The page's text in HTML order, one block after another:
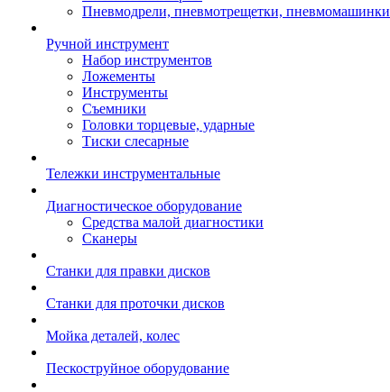
Пневмодрели, пневмотрещетки, пневмомашинки
Ручной инструмент
Набор инструментов
Ложементы
Инструменты
Съемники
Головки торцевые, ударные
Тиски слесарные
Тележки инструментальные
Диагностическое оборудование
Средства малой диагностики
Сканеры
Станки для правки дисков
Станки для проточки дисков
Мойка деталей, колес
Пескоструйное оборудование